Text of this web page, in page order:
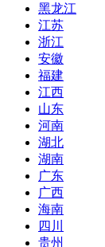
黑龙江
江苏
浙江
安徽
福建
江西
山东
河南
湖北
湖南
广东
广西
海南
四川
贵州